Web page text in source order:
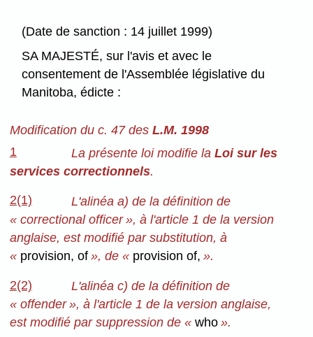
(Date de sanction : 14 juillet 1999)
SA MAJESTÉ, sur l'avis et avec le
consentement de l'Assemblée législative du
Manitoba, édicte :
Modification du c. 47 des L.M. 1998
1
La présente loi modifie la Loi sur les
services correctionnels.
2(1)
L'alinéa a) de la définition de
« correctional officer », à l'article 1 de la version
anglaise, est modifié par substitution, à
« provision, of», de « provision of, ».
2(2)
L'alinéa c) de la définition de
« offender », à l'article 1 de la version anglaise,
est modifié par suppression de « who».